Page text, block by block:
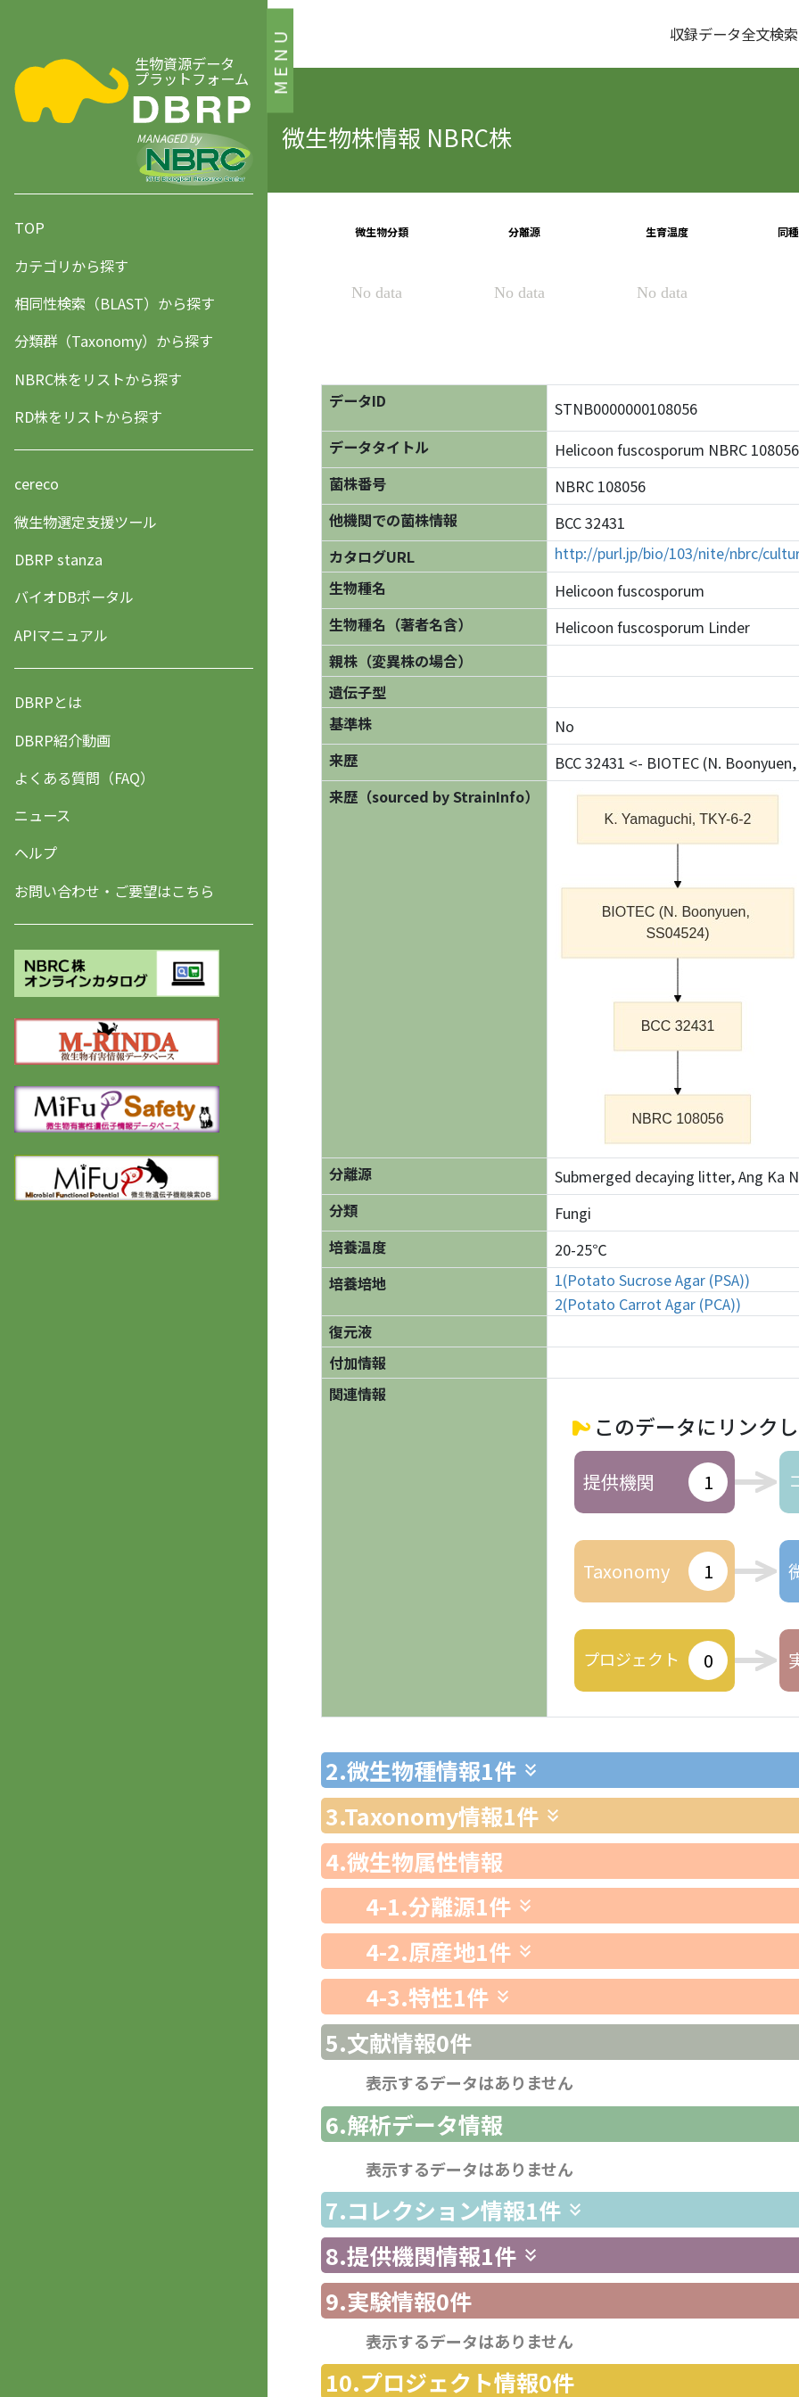
MENU
生物資源データ
プラットフォーム
MANAGED by
TOP
カテゴリから探す
相同性検索（BLAST）から探す
分類群（Taxonomy）から探す
NBRC株をリストから探す
RD株をリストから探す
cereco
微生物選定支援ツール
DBRP stanza
バイオDBポータル
APIマニュアル
DBRPとは
DBRP紹介動画
よくある質問（FAQ）
ニュース
ヘルプ
お問い合わせ・ご要望はこちら
収録データ全文検索
微生物株情報 NBRC株
データID
STNB0000000108056
データタイトル
Helicoon fuscosporum NBRC
菌株番号
NBRC 108056
他機関での菌株情報
BCC 32431
カタログURL
http://purl.jp/bio/103/nite/nbrc/
生物種名
Helicoon fuscosporum
生物種名（著者名含）
Helicoon fuscosporum Linder
親株（変異株の場合）
遺伝子型
基準株
No
来歴
BCC 32431 <- BIOTEC (N.
来歴（sourced by StrainInfo）
分離源
Submerged decaying litter, Ang Ka
分類
Fungi
培養温度
20-25℃
培養培地
1(Potato Sucrose Agar (PSA))
2(Potato Carrot Agar (PCA))
復元液
付加情報
関連情報
このデータにリンク
提供機関 1
Taxonomy 1
プロジェクト 0
2.微生物種情報1件
3.Taxonomy情報1件
4.微生物属性情報
4-1.分離源1件
4-2.原産地1件
4-3.特性1件
5.文献情報0件
表示するデータはありません
6.解析データ情報
表示するデータはありません
7.コレクション情報1件
8.提供機関情報1件
9.実験情報0件
表示するデータはありません
10.プロジェクト情報0件